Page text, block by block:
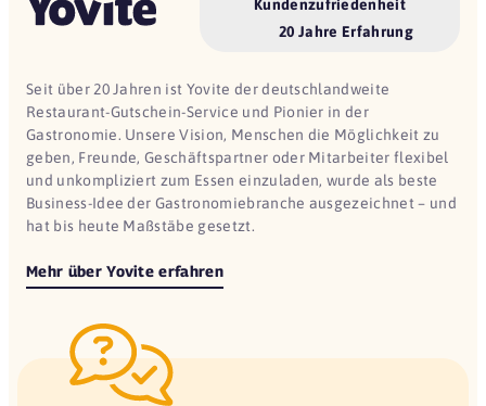
Kundenzufriedenheit
20 Jahre Erfahrung
Seit über 20 Jahren ist Yovite der deutschlandweite
Restaurant-Gutschein-Service und Pionier in der
Gastronomie. Unsere Vision, Menschen die Möglichkeit zu
geben, Freunde, Geschäftspartner oder Mitarbeiter flexibel
und unkompliziert zum Essen einzuladen, wurde als beste
Business-Idee der Gastronomiebranche ausgezeichnet – und
hat bis heute Maßstäbe gesetzt.
Mehr über Yovite erfahren